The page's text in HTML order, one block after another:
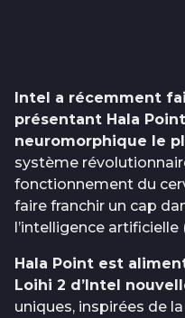
Intel a récemment
présentant Hala
neuromorphique le
système
fonctionnement du
faire franchir un cap
l’intelligence artificielle
Hala Point est
Loihi 2 d’Intel
uniques, inspirées de